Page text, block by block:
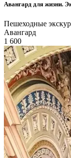
Авангард для жизни.
Пешеходные
Авангард
1 600